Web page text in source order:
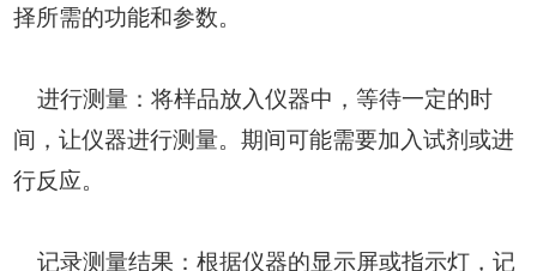
择所需的功能和参数。
进行测量：将样品放入仪器中，等待一定的时
间，让仪器进行测量。期间可能需要加入试剂或进
行反应。
记录测量结果：根据仪器的显示屏或指示灯，记